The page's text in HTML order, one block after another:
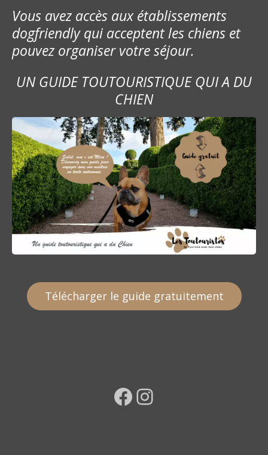
Vous avez accès aux établissements
dogfriendly qui acceptent les chiens et
pouvez organiser votre séjour.
UN GUIDE TOUTOURISTIQUE QUI A DU
CHIEN
Télécharger le guide gratuitement
Facebook Instagram